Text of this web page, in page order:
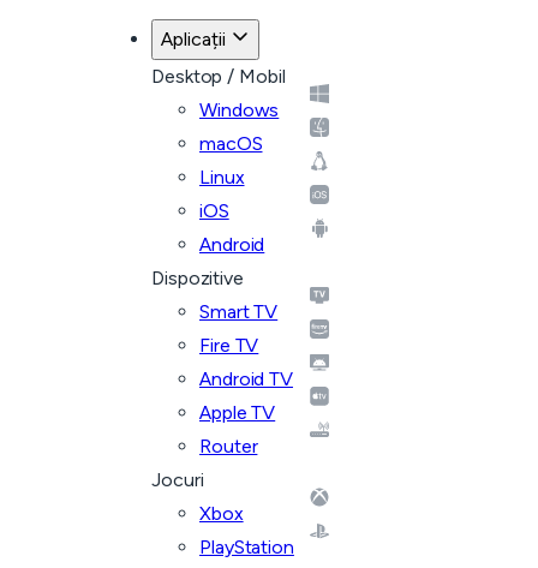
Aplicații
Desktop / Mobil
Windows
macOS
Linux
iOS
Android
Dispozitive
Smart TV
Fire TV
Android TV
Apple TV
Router
Jocuri
Xbox
PlayStation